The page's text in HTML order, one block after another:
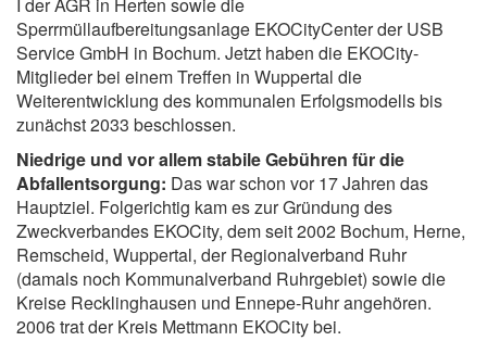
I der AGR in Herten sowie die
Sperrmüllaufbereitungsanlage EKOCityCenter der USB
Service GmbH in Bochum. Jetzt haben die EKOCity-
Mitglieder bei einem Treffen in Wuppertal die
Weiterentwicklung des kommunalen Erfolgsmodells bis
zunächst 2033 beschlossen.
Niedrige und vor allem stabile Gebühren für die
Abfallentsorgung: Das war schon vor 17 Jahren das
Hauptziel. Folgerichtig kam es zur Gründung des
Zweckverbandes EKOCity, dem seit 2002 Bochum, Herne,
Remscheid, Wuppertal, der Regionalverband Ruhr
(damals noch Kommunalverband Ruhrgebiet) sowie die
Kreise Recklinghausen und Ennepe-Ruhr angehören.
2006 trat der Kreis Mettmann EKOCity bei.